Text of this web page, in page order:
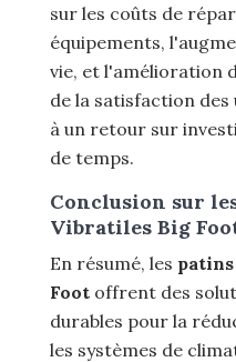
sur les coûts de
équipements,
vie, et l'amélioration
de la satisfaction
à un retour sur
de temps.
Conclusion sur
Vibratiles Big
En résumé, les
Foot offrent des
durables pour la
les systèmes de